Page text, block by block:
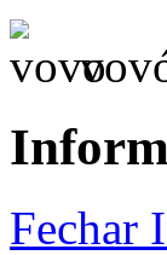
Fechar